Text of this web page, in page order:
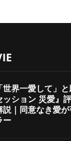
世界一愛して」
ッション 災愛』
説｜同意なき愛
ー